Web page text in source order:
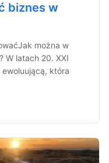
biznes w
można w
W latach 20. XXI
która